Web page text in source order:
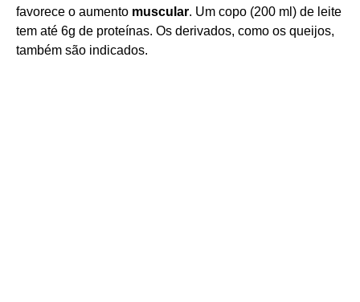
favorece o aumento muscular. Um copo (200 ml) de leite
tem até 6g de proteínas. Os derivados, como os queijos,
também são indicados.